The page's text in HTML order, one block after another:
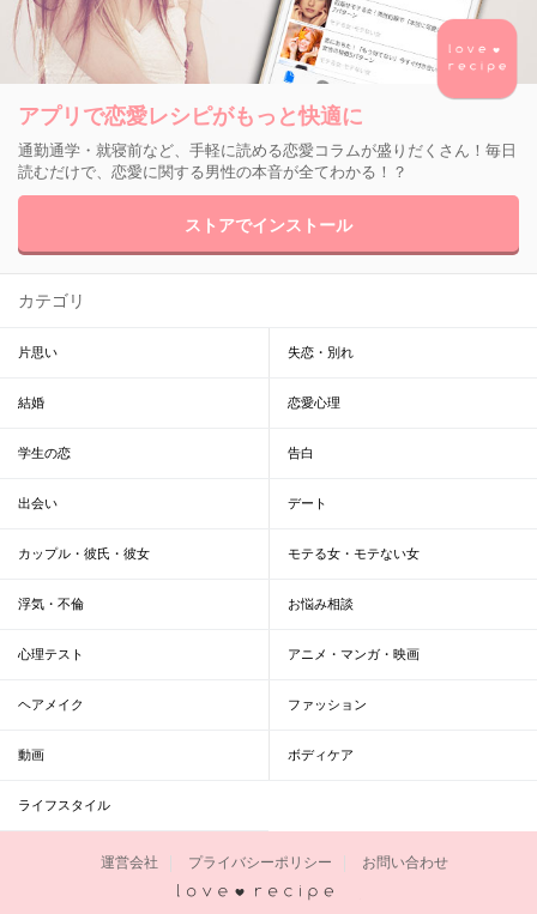
アプリで恋愛レシピがもっと快適に
通勤通学・就寝前など、手軽に読める恋愛コラムが盛りだくさん！毎日
読むだけで、恋愛に関する男性の本音が全てわかる！？
ストアでインストール
カテゴリ
片思い 失恋・別れ
結婚 恋愛心理
学生の恋 告白
出会い デート
カップル・彼氏・彼女 モテる女・モテない女
浮気・不倫 お悩み相談
心理テスト アニメ・マンガ・映画
ヘアメイク ファッション
動画 ボディケア
ライフスタイル
運営会社 プライバシーポリシー お問い合わせ